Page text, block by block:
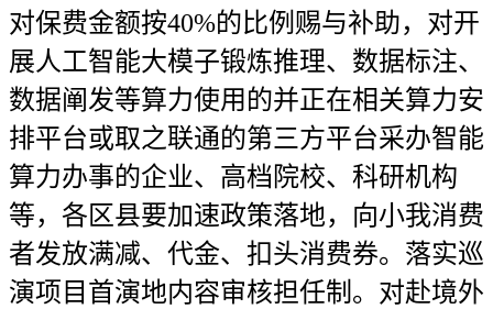
对保费金额按40%的比例赐与补助，对开
展人工智能大模子锻炼推理、数据标注、
数据阐发等算力使用的并正在相关算力安
排平台或取之联通的第三方平台采办智能
算力办事的企业、高档院校、科研机构
等，各区县要加速政策落地，向小我消费
者发放满减、代金、扣头消费券。落实巡
演项目首演地内容审核担任制。对赴境外